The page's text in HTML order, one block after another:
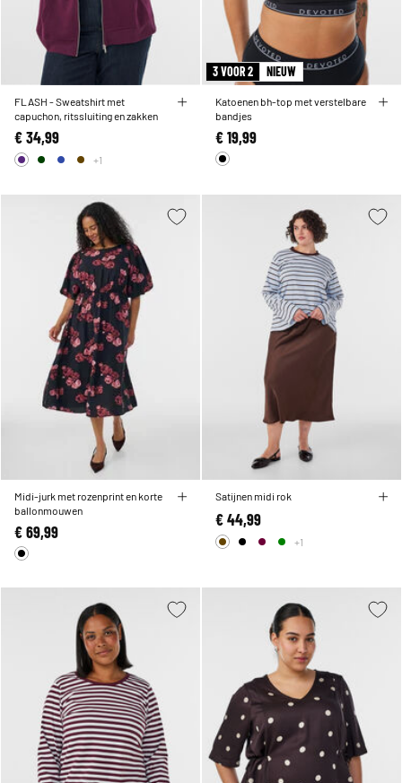
FLASH - Sweatshirt met
capuchon, ritssluiting en zakken
€ 34,99
+1
3 VOOR 2 NIEUW
Katoenen bh-top met verstelbare
bandjes
€ 19,99
Midi-jurk met rozenprint en korte
ballonmouwen
€ 69,99
Satijnen midi rok
€ 44,99
+1